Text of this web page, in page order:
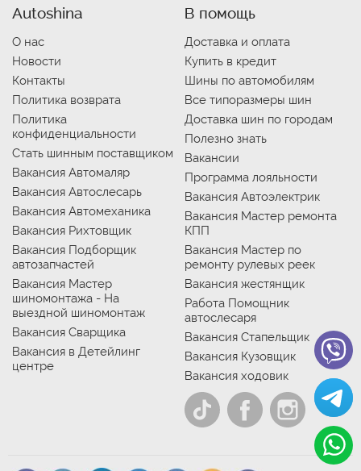
Autoshina
О нас
Новости
Контакты
Политика возврата
Политика
конфиденциальности
Стать шинным поставщиком
Вакансия Автомаляр
Вакансия Автослесарь
Вакансия Автомеханика
Вакансия Рихтовщик
Вакансия Подборщик
автозапчастей
Вакансия Мастер
шиномонтажа - На
выездной шиномонтаж
Вакансия Сварщика
Вакансия в Детейлинг
центре
В помощь
Доставка и оплата
Купить в кредит
Шины по автомобилям
Все типоразмеры шин
Доставка шин по городам
Полезно знать
Вакансии
Программа лояльности
Вакансия Автоэлектрик
Вакансия Мастер ремонта
КПП
Вакансия Мастер по
ремонту рулевых реек
Вакансия жестянщик
Работа Помощник
автослесаря
Вакансия Стапельщик
Вакансия Кузовщик
Вакансия ходовик